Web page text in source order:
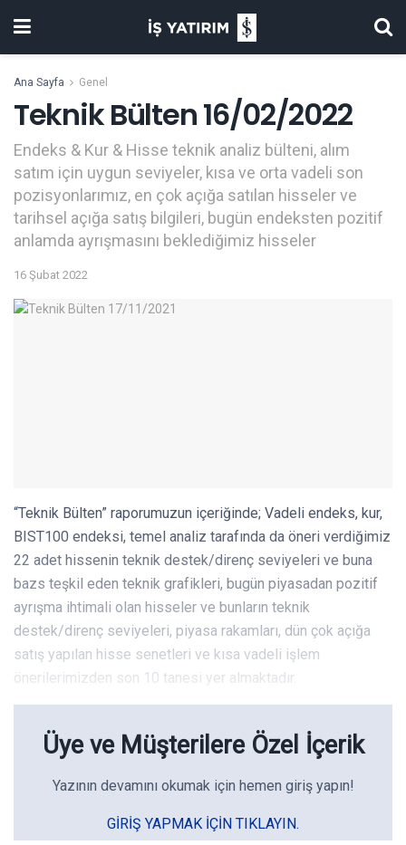
Ana Sayfa Genel
Teknik Bülten 16/02/2022
Endeks & Kur & Hisse teknik analiz bülteni, alım
satım için uygun seviyeler, kısa ve orta vadeli son
pozisyonlarımız, en çok açığa satılan hisseler ve
tarihsel açığa satış bilgileri, bugün endeksten pozitif
anlamda ayrışmasını beklediğimiz hisseler
16 Şubat 2022
“Teknik Bülten” raporumuzun içeriğinde; Vadeli endeks, kur,
BIST100 endeksi, temel analiz tarafında da öneri verdiğimiz
22 adet hissenin teknik destek/direnç seviyeleri ve buna
bazs teşkil eden teknik grafikleri, bugün piyasadan pozitif
ayrışma ihtimali olan hisseler ve bunların teknik
destek/direnç seviyeleri, piyasa rakamları, dün çok açığa
satış yapılan hisse senetleri ve kısa vadeli işlem
önerilerimizden son 10 tanesi yer almaktadır.
Üye ve Müşterilere Özel İçerik
Yazının devamını okumak için hemen giriş yapın!
GIRIŞ YAPMAK IÇIN TIKLAYIN.